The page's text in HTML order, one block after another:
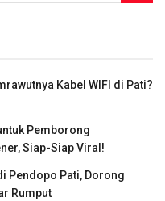
Kabel WIFI di Pati?
Pemborong
Siap-Siap Viral!
Pendopo Pati, Dorong
Rumput